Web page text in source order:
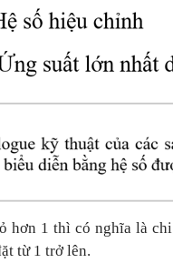
hơn 1 thì có nghĩa là
từ 1 trở lên.